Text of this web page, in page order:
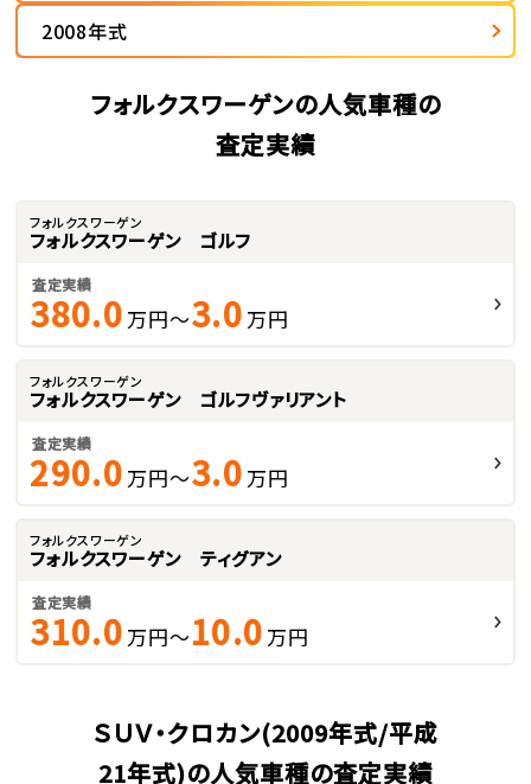
2008年式
フォルクスワーゲンの人気車種の
査定実績
フォルクスワーゲン
フォルクスワーゲン ゴルフ
査定実績
380.0 万円～3.0 万円
フォルクスワーゲン
フォルクスワーゲン ゴルフヴァリアント
査定実績
290.0 万円～3.0 万円
フォルクスワーゲン
フォルクスワーゲン ティグアン
査定実績
310.0 万円～10.0 万円
ＳＵＶ・クロカン(2009年式/平成
21年式)の人気車種の査定実績